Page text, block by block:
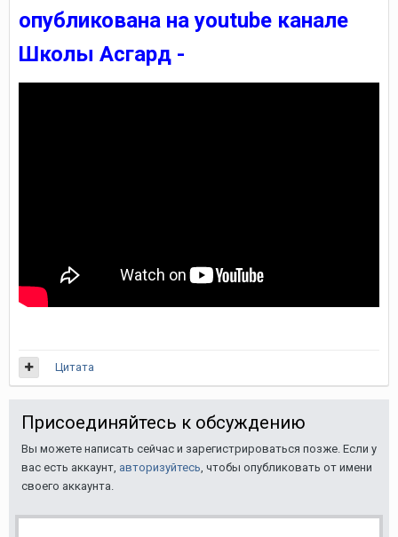
опубликована на youtube канале
Школы Асгард -
Цитата
Присоединяйтесь к обсуждению
Вы можете написать сейчас и зарегистрироваться позже. Если у
вас есть аккаунт, авторизуйтесь , чтобы опубликовать от имени
своего аккаунта.